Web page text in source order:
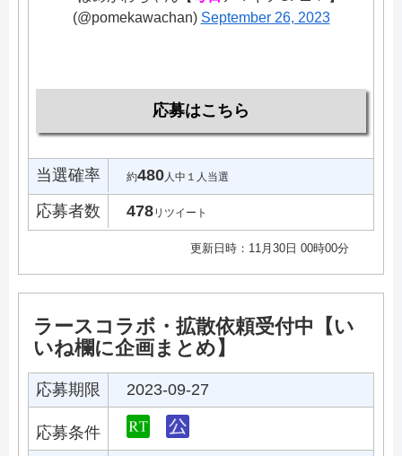
(@pomekawachan) September 26, 2023
応募はこちら
当選確率 約480人中１人当選
応募者数 478リツイート
更新日時：11月30日 00時00分
ラースコラボ・拡散依頼受付中【い
いね欄に企画まとめ】
応募期限 2023-09-27
応募条件